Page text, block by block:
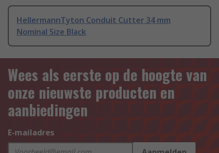
HellermannTyton Conduit Cutter 34 mm
Nominal Size Black
Wees als eerste op de hoogte van
onze nieuwste producten en
aanbiedingen
E-mailadres